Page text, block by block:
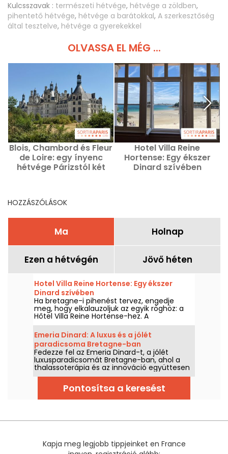
Kulcsszavak : természeti hétvége, hétvége a zöldben,
pihentető hétvége, hétvége a barátokkal, A szerkesztőség
által tesztelve, hétvége a gyerekekkel
OLVASSA EL MÉG ...
Blois, Chambord és Fleur
de Loire: egy ínyenc
hétvége Párizstól két
Hotel Villa Reine
Hortense: Egy ékszer
Dinard szívében
HOZZÁSZÓLÁSOK
Ma Holnap
Ezen a hétvégén Jövő héten
Hotel Villa Reine Hortense: Egy ékszer
Dinard szívében
Ha bretagne-i pihenést tervez, engedje
meg, hogy elkalauzoljuk az egyik röghöz: a
Hôtel Villa Reine Hortense-hez. A
tengerparton, Bretagne-ban, Párizstól
mindössze 4 órányi autóútra fekvő szálloda
igazi menekülést kínál Franciaország egyik
legfestőibb részén: Dinard-ban!
Emeria Dinard: A luxus és a jólét
paradicsoma Bretagne-ban
Fedezze fel az Emeria Dinard-t, a jólét
luxusparadicsomát Bretagne-ban, ahol a
thalassoterápia és az innováció együttesen
egyedülálló élményt nyújt.
Pontosítsa a keresést
Kapja meg legjobb tippjeinket en France